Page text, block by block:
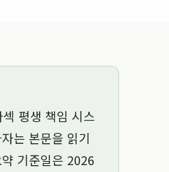
평생 책임 시스
는 본문을 읽기
기준일은 2026